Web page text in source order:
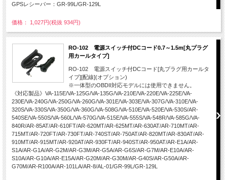
GPSレシーバー：GR-99L/GR-129L
価格： 1,027円(税抜 934円)
RO-102 電源スイッチ付DCコード0.7～1.5m[丸プラグ
用カールタイプ]
RO-102 電源スイッチ付DCコード[丸プラグ用カールタ
イプ][配線](オプション)
※一体型のOBDII対応モデルには使用できません。
《対応製品》VA-115E/VA-125G/VA-135G/VA-210E/VA-220E/VA-225E/VA-
230E/VA-240G/VA-250G/VA-260G/VA-301E/VA-303E/VA-307G/VA-310E/VA-
320S/VA-330S/VA-350G/VA-360G/VA-508G/VA-510E/VA-520E/VA-530S/AR-
540SE/VA-550S/VA-560L/VA-570G/VA-515E/VA-555S/VA-548R/VA-585G/VA-
840R/AR-85AT/AR-610FT/AR-620MT/AR-625MT/AR-630AT/AR-710MT/AR-
715MT/AR-720FT/AR-730FT/AR-740ST/AR-750AT/AR-820MT/AR-830AT/AR-
910MT/AR-915MT/AR-920AT/AR-930FT/AR-940ST/AR-950AT/AR-E1A/AR-
S1A/AR-G1A/AR-G2M/AR-G3M/AR-G5A/AR-G6S/AR-G7M/AR-E10A/AR-
S10A/AR-G10A/AR-E15A/AR-G20M/AR-G30M/AR-G40S/AR-G50A/AR-
G70M/AR-R100A/AR-101LA/AR-8/AL-01/GR-99L/GR-129L